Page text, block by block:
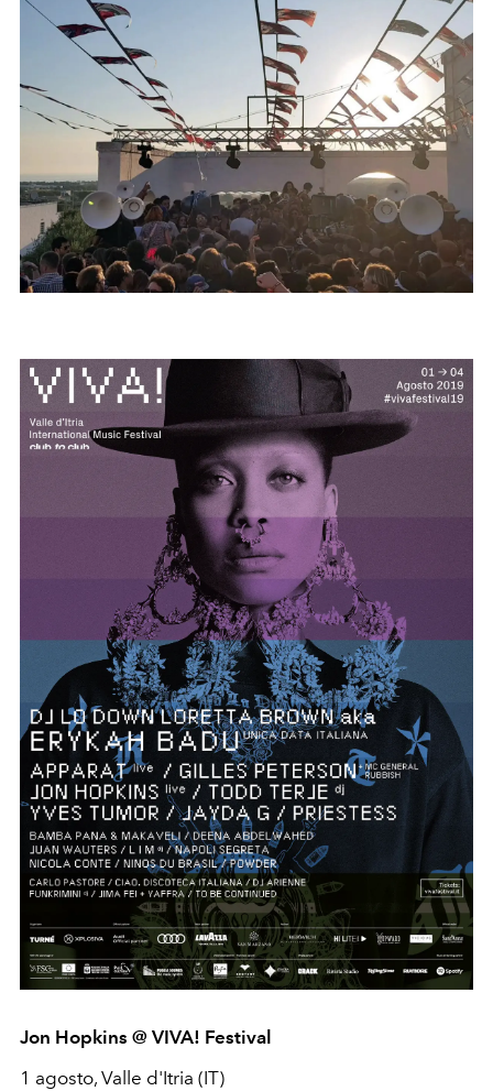
Jon Hopkins @ VIVA! Festival
1 agosto, Valle d'Itria (IT)